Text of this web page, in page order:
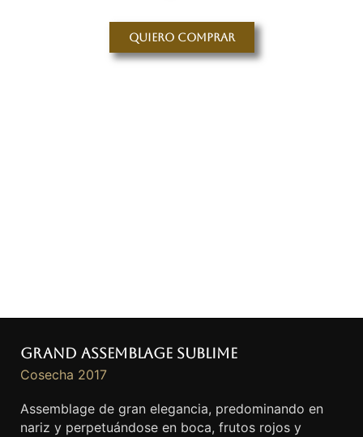
Quiero comprar
Grand Assemblage Sublime
Cosecha 2017
Assemblage de gran elegancia, predominando en
nariz y perpetuándose en boca, frutos rojos y